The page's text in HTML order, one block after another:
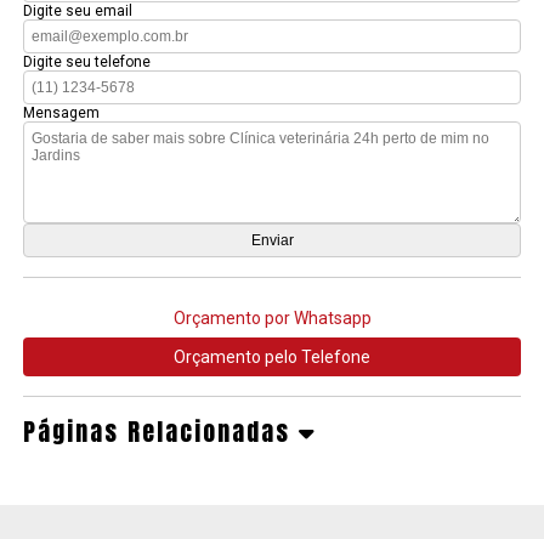
Digite seu email
Digite seu telefone
Mensagem
Orçamento por Whatsapp
Orçamento pelo Telefone
Páginas Relacionadas